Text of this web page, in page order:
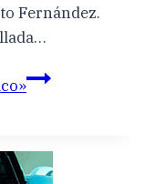
Fernández.